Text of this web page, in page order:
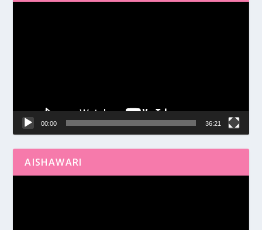
00:00 36:21
AISHAWARI